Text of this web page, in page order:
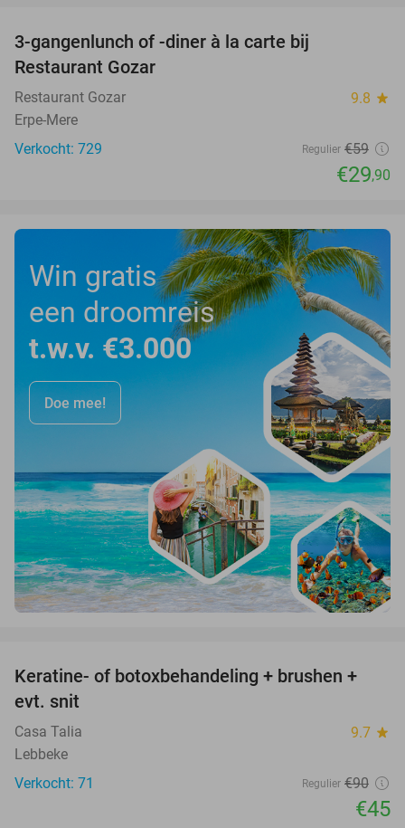
3-gangenlunch of -diner à la carte bij
Restaurant Gozar
Restaurant Gozar 9.8 star
Erpe-Mere
Verkocht: 729
Regulier €59
€29,90
Win gratis
een droomreis
t.w.v. €3.000
Doe mee!
50%
Keratine- of botoxbehandeling + brushen +
evt. snit
Casa Talia 9.7 star
Lebbeke
Verkocht: 71
Regulier €90
€45